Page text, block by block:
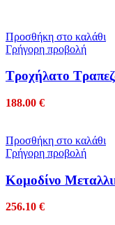
Προσθήκη στο καλάθι
Γρήγορη προβολή
Tροχήλατο
188.00 €
Προσθήκη στο καλάθι
Γρήγορη προβολή
Κομοδίνο
256.10 €